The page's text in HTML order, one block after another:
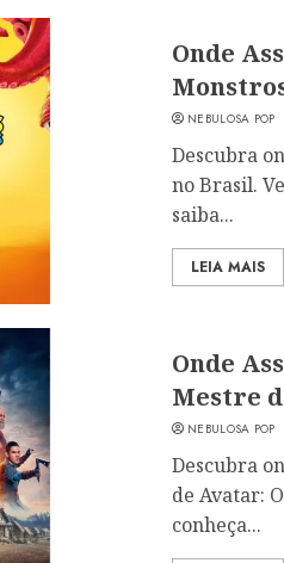
Onde
NEBULOSA POP
Descubra
no Brasil.
saiba...
LEIA MAIS
Onde
Mestre
NEBULOSA POP
Descubra
de Avatar:
conheça...